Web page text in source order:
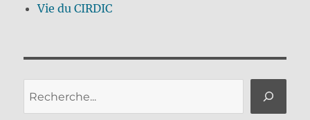
Vie du CIRDIC